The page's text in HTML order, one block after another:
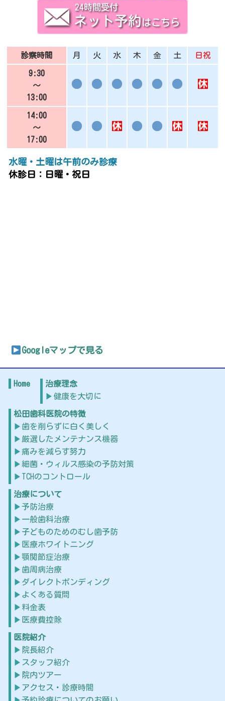
診察時間 月 火 水 木 金 土 日祝
9:30
～
13:00
14:00
～
17:00
水曜・土曜は午前のみ診療
休診日：日曜・祝日
Googleマップで見る
Home
治療理念
健康を大切に
松田歯科医院の特徴
歯を削らずに白く美しく
厳選したメンテナンス機器
痛みを減らす努力
細菌・ウィルス感染の予防対策
TCHのコントロール
治療について
予防治療
一般歯科治療
子どものためのむし歯予防
医療ホワイトニング
顎関節症治療
歯周病治療
ダイレクトボンディング
よくある質問
料金表
医療費控除
医院紹介
院長紹介
スタッフ紹介
院内ツアー
アクセス・診療時間